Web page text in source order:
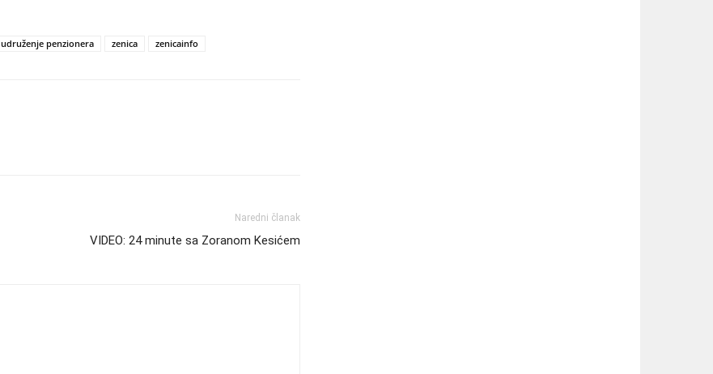
udruženje penzionera zenica zenicainfo
Naredni članak
VIDEO: 24 minute sa Zoranom Kesićem